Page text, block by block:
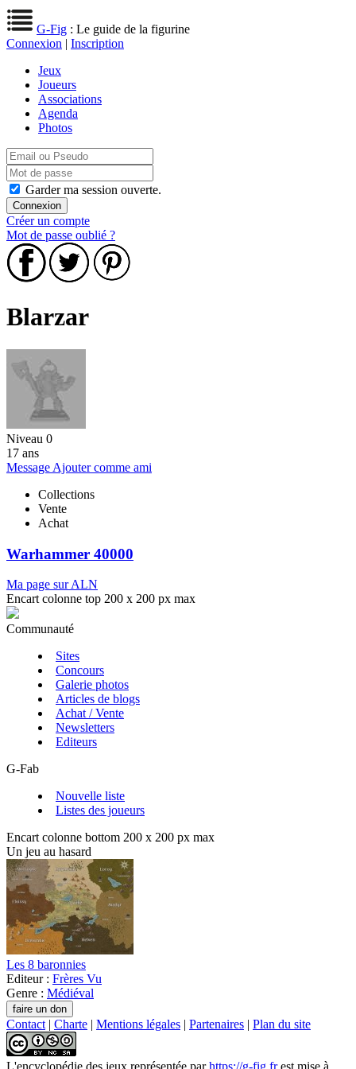
G-Fig : Le guide de la figurine
Connexion | Inscription
Jeux
Joueurs
Associations
Agenda
Photos
Garder ma session ouverte.
Créer un compte
Mot de passe oublié ?
Blarzar
Niveau 0
17 ans
Message Ajouter comme ami
Collections
Vente
Achat
Warhammer 40000
Ma page sur ALN
Encart colonne top 200 x 200 px max
Communauté
Sites
Concours
Galerie photos
Articles de blogs
Achat / Vente
Newsletters
Editeurs
G-Fab
Nouvelle liste
Listes des joueurs
Encart colonne bottom 200 x 200 px max
Un jeu au hasard
Les 8 baronnies
Editeur : Frères Vu
Genre : Médiéval
Contact | Charte | Mentions légales | Partenaires | Plan du site